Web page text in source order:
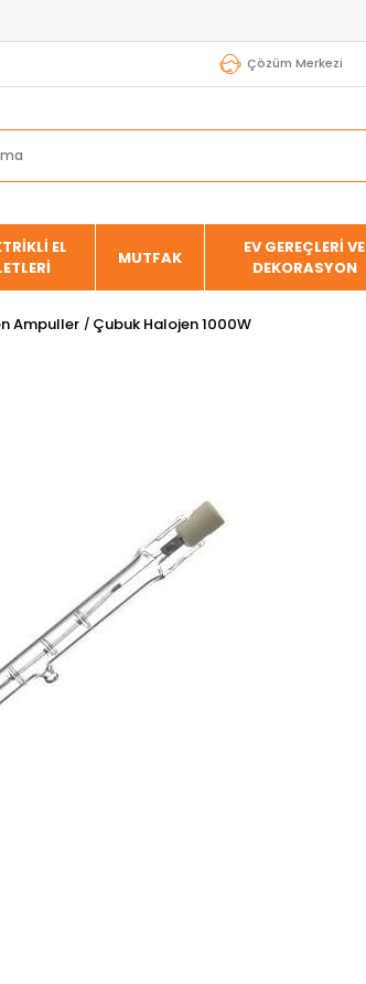
Çözüm Merkezi
EL
MUTFAK
EV GEREÇLERİ VE
DEKORASYON
Ampuller Çubuk Halojen 1000W